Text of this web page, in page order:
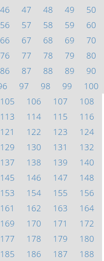
46 47 48 49
50
56 57 58 59
60
66 67 68 69
70
76 77 78 79
80
86 87 88 89
90
97 98 99
100
105 106 107
108
113 114 115
116
121 122 123
124
129 130 131
132
137 138 139
140
145 146 147
148
153 154 155
156
161 162 163
164
169 170 171
172
177 178 179
180
185 186 187
188